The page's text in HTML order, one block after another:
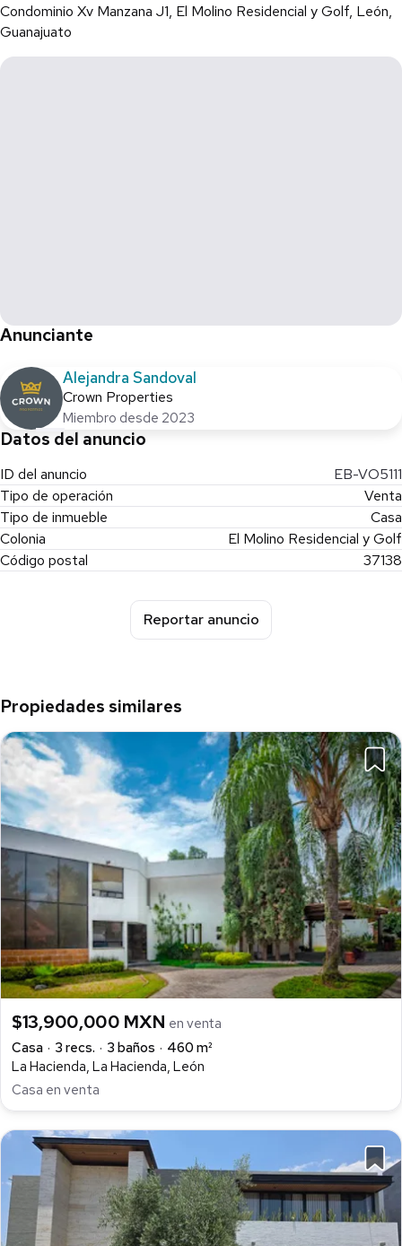
Condominio Xv Manzana J1, El Molino Residencial y Golf, León,
Guanajuato
Anunciante
Alejandra Sandoval
Crown Properties
Miembro desde 2023
Datos del anuncio
ID del anuncio
EB-VO5111
Tipo de operación
Venta
Tipo de inmueble
Casa
Colonia
El Molino Residencial y Golf
Código postal
37138
Reportar anuncio
Propiedades similares
$13,900,000 MXN en venta
Casa
3 recs. 3 baños
460 m²
La Hacienda, La Hacienda, León
Casa en venta